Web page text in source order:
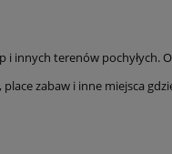
i innych terenów
zabaw i inne miejsca